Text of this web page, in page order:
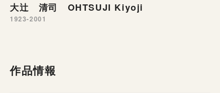
大辻 清司 OHTSUJI Kiyoji
1923-2001
作品情報